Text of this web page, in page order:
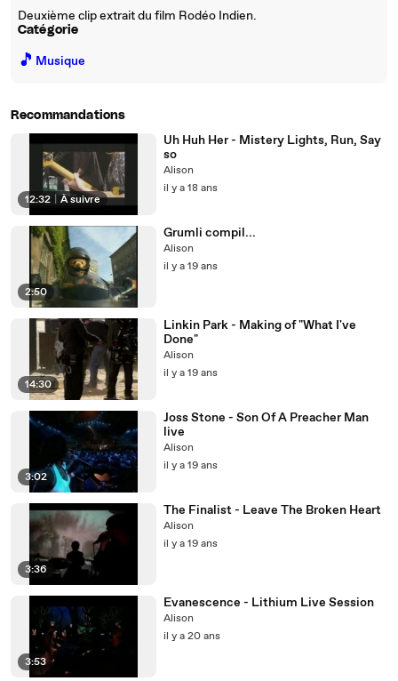
Deuxième clip extrait du film Rodéo Indien.
Catégorie
🎵 Musique
Recommandations
12:32 À suivre
Uh Huh Her - Mistery Lights, Run, Say
so
Alison
il y a 18 ans
2:50
Grumli compil...
Alison
il y a 19 ans
14:30
Linkin Park - Making of "What I've
Done"
Alison
il y a 19 ans
3:02
Joss Stone - Son Of A Preacher Man
live
Alison
il y a 19 ans
3:36
The Finalist - Leave The Broken Heart
Alison
il y a 19 ans
3:53
Evanescence - Lithium Live Session
Alison
il y a 20 ans